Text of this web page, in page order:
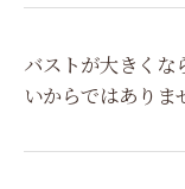
バストが大きくな
いからではありま